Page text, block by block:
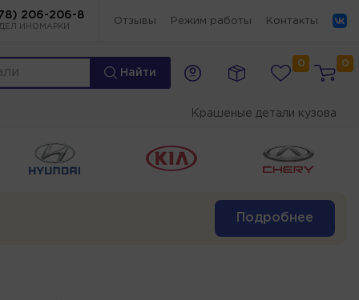
206-206-8
ИНОМАРКИ
Отзывы Режим работы Контакты
Найти
0 0
Крашеные детали кузова
Подробнее